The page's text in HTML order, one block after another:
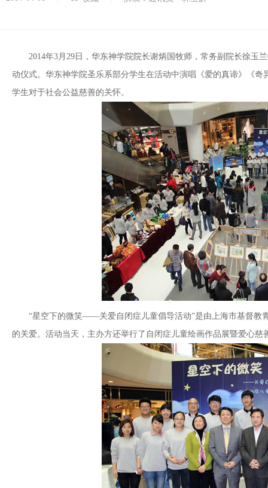
2014年3月29日，华东神学院院长谢炳国牧师，常务副院长徐玉
动仪式。华东神学院圣乐系部分学生在活动中演唱《爱的真谛》《
学生对于社会公益慈善的关怀。
“星空下的微笑——关爱自闭症儿童倡导活动”是由上海市基督教
的关爱。活动当天，主办方还举行了自闭症儿童绘画作品展暨爱心慈